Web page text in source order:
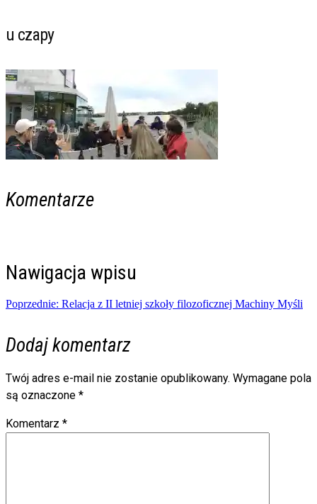
u czapy
Komentarze
Nawigacja wpisu
Poprzednie: Relacja z II letniej szkoły filozoficznej Machiny Myśli
Dodaj komentarz
Twój adres e-mail nie zostanie opublikowany. Wymagane pola
są oznaczone *
Komentarz *